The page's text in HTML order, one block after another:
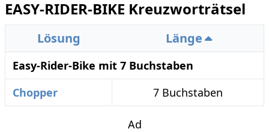
EASY-RIDER-BIKE Kreuzworträtsel
Lösung Länge
Easy-Rider-Bike mit 7 Buchstaben
Chopper
7 Buchstaben
Ad